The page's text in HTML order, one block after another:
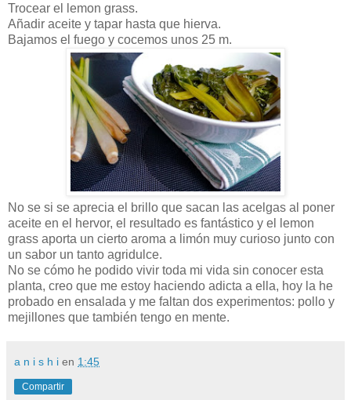
Trocear el lemon grass.
Añadir aceite y tapar hasta que hierva.
Bajamos el fuego y cocemos unos 25 m.
No se si se aprecia el brillo que sacan las acelgas al poner
aceite en el hervor, el resultado es fantástico y el lemon
grass aporta un cierto aroma a limón muy curioso junto con
un sabor un tanto agridulce.
No se cómo he podido vivir toda mi vida sin conocer esta
planta, creo que me estoy haciendo adicta a ella, hoy la he
probado en ensalada y me faltan dos experimentos: pollo y
mejillones que también tengo en mente.
a n i s h i en 1:45
Compartir